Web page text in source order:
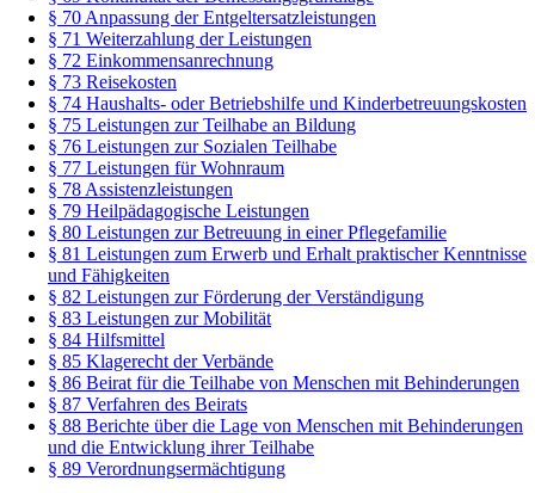
§ 70 Anpassung der Entgeltersatzleistungen
§ 71 Weiterzahlung der Leistungen
§ 72 Einkommensanrechnung
§ 73 Reisekosten
§ 74 Haushalts- oder Betriebshilfe und Kinderbetreuungskosten
§ 75 Leistungen zur Teilhabe an Bildung
§ 76 Leistungen zur Sozialen Teilhabe
§ 77 Leistungen für Wohnraum
§ 78 Assistenzleistungen
§ 79 Heilpädagogische Leistungen
§ 80 Leistungen zur Betreuung in einer Pflegefamilie
§ 81 Leistungen zum Erwerb und Erhalt praktischer Kenntnisse
und Fähigkeiten
§ 82 Leistungen zur Förderung der Verständigung
§ 83 Leistungen zur Mobilität
§ 84 Hilfsmittel
§ 85 Klagerecht der Verbände
§ 86 Beirat für die Teilhabe von Menschen mit Behinderungen
§ 87 Verfahren des Beirats
§ 88 Berichte über die Lage von Menschen mit Behinderungen
und die Entwicklung ihrer Teilhabe
§ 89 Verordnungsermächtigung